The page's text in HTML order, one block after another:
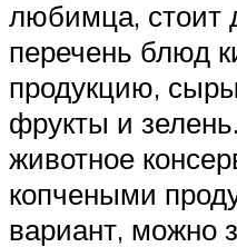
любимца, стоит
перечень блюд
продукцию,
фрукты и
животное
копчеными
вариант, можно